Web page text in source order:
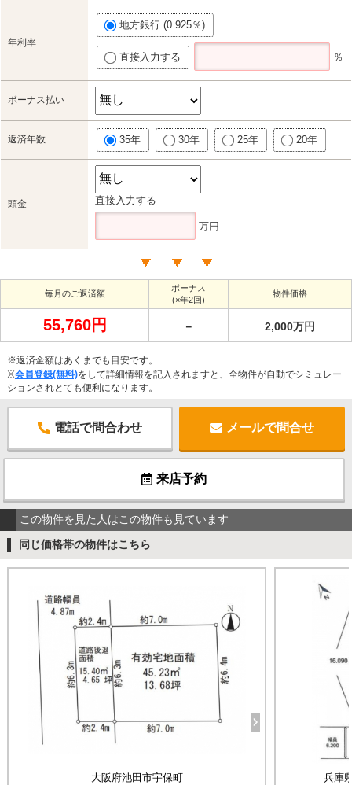
年利率
地方銀行 (0.925％)
直接入力する ％
ボーナス払い
返済年数 35年 30年 25年 20年
頭金 直接入力する
万円
毎月のご返済額
ボーナス
(×年2回)
物件価格
55,760円 － 2,000万円
※返済金額はあくまでも目安です。
※会員登録(無料)をして詳細情報を記入されますと、全物件が自動でシミュレー
ションされとても便利になります。
電話で問合わせ メールで問合せ
来店予約
この物件を見た人はこの物件も見ています
同じ価格帯の物件はこちら
大阪府池田市宇保町 兵庫